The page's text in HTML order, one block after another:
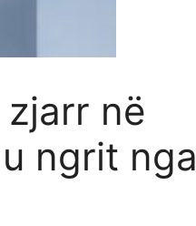
në
ngrit nga